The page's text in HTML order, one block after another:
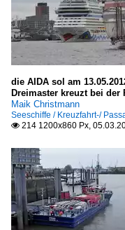
die AIDA sol am
Dreimaster kreuzt bei der
Maik Christmann
Seeschiffe / Kreuzfahrt-/
 214 1200x860 Px,